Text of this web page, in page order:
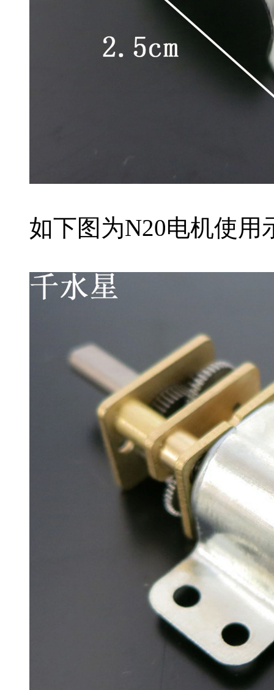
如下图为N20电机使用